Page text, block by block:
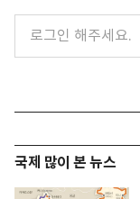
국제 많이 본 뉴스